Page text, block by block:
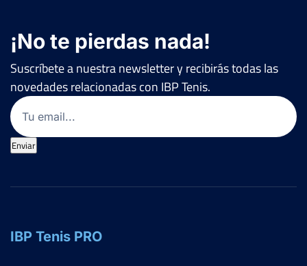
¡No te pierdas nada!
Suscríbete a nuestra newsletter y recibirás todas las
novedades relacionadas con IBP Tenis.
Email
Enviar
IBP Tenis PRO